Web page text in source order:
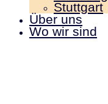
Stuttgart
Über uns
Wo wir sind